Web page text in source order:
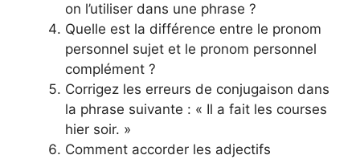
on l’utiliser dans une phrase ?
Quelle est la différence entre le pronom
personnel sujet et le pronom personnel
complément ?
Corrigez les erreurs de conjugaison dans
la phrase suivante : « Il a fait les courses
hier soir. »
Comment accorder les adjectifs